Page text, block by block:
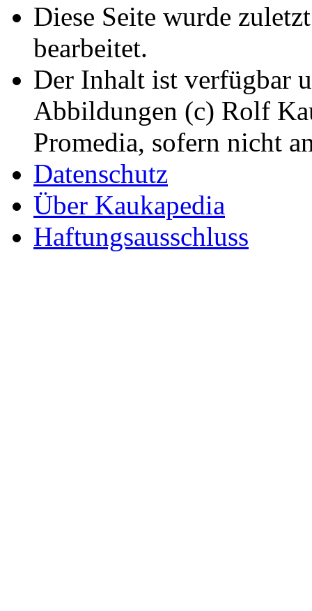
Diese Seite wurde
bearbeitet.
Der Inhalt ist verfügbar
Abbildungen (c) Rolf
Promedia, sofern nicht
Datenschutz
Über Kaukapedia
Haftungsausschluss